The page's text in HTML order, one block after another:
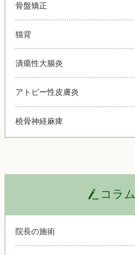
骨盤矯正
猫背
潰瘍性大腸炎
アトピー性皮膚炎
橈骨神経麻痺
コラム
院長の施術